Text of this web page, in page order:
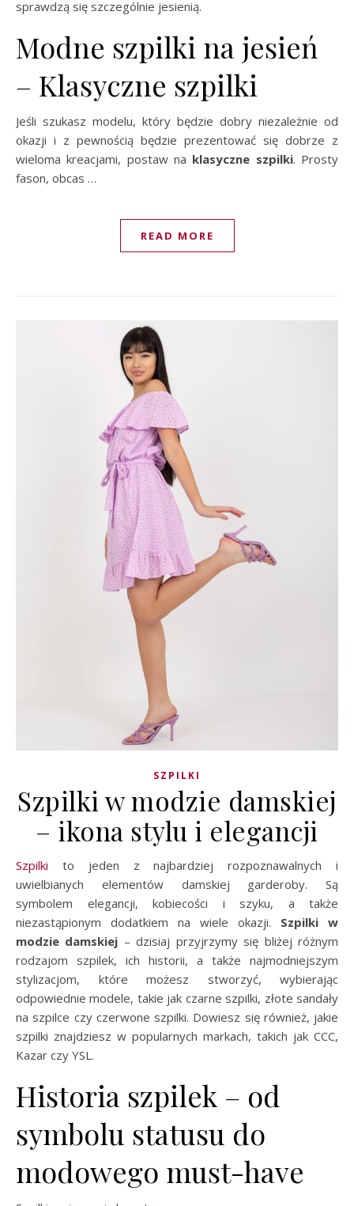
sprawdzą się szczególnie jesienią.
Modne szpilki na jesień
– Klasyczne szpilki
Jeśli szukasz modelu, który będzie dobry niezależnie od
okazji i z pewnością będzie prezentować się dobrze z
wieloma kreacjami, postaw na klasyczne szpilki. Prosty
fason, obcas …
READ MORE
SZPILKI
Szpilki w modzie damskiej
– ikona stylu i elegancji
Szpilki to jeden z najbardziej rozpoznawalnych i
uwielbianych elementów damskiej garderoby. Są
symbolem elegancji, kobiecości i szyku, a także
niezastąpionym dodatkiem na wiele okazji. Szpilki w
modzie damskiej – dzisiaj przyjrzymy się bliżej różnym
rodzajom szpilek, ich historii, a także najmodniejszym
stylizacjom, które możesz stworzyć, wybierając
odpowiednie modele, takie jak czarne szpilki, złote sandały
na szpilce czy czerwone szpilki. Dowiesz się również, jakie
szpilki znajdziesz w popularnych markach, takich jak CCC,
Kazar czy YSL.
Historia szpilek – od
symbolu statusu do
modowego must-have